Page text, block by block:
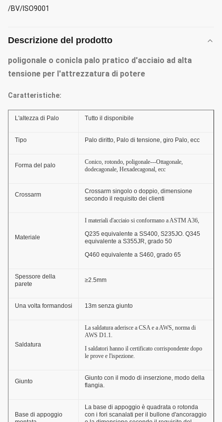
/BV/ISO9001
Descrizione del prodotto
poligonale o conicla palo pratico d'acciaio ad alta
tensione per l'attrezzatura di potere
Caratteristiche:
L'altezza di Palo Tutto il disponibile
Tipo Palo diritto, Palo di tensione, giro Palo, ecc
Forma del palo
Conico, rotondo, poligonale---Ottagonale,
dodecagonale, Hexadecagonal, ecc
Crossarm
Crossarm singolo o doppio, dimensione
secondo il requisito dei clienti
Materiale
I materiali d'acciaio si conformano a ASTM A36,
Q235 equivalente a SS400, S235JO. Q345
equivalente a S355JR, grado 50
Q460 equivalente a S460, grado 65
Spessore della
parete
≥2.5mm
Una volta formandosi 13m senza giunto
Saldatura
La saldatura aderisce a CSA e a AWS, norma di
AWS D1.1.
I saldatori hanno il certificato corrispondente dopo
le prove e l'ispezione.
Giunto
Giunto con il modo di inserzione, modo della
flangia.
Base di appoggio
La base di appoggio è quadrata o rotonda
con i fori scanalati per il bullone d'ancoraggio